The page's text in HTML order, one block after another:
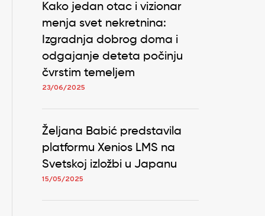
Kako jedan otac i vizionar
menja svet nekretnina:
Izgradnja dobrog doma i
odgajanje deteta počinju
čvrstim temeljem
23/06/2025
Željana Babić predstavila
platformu Xenios LMS na
Svetskoj izložbi u Japanu
15/05/2025